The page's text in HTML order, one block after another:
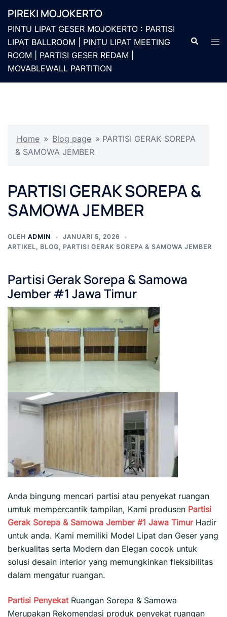
kePIREKI MOJOKERTO
PINTU LIPAT GESER MOJOKERTO : PARTISI
LIPAT BALLROOM | PINTU LIPAT MEETING
ROOM | PARTISI GESER REDAM |
MOVABLEWALL PARTITION
Cari
Home » Blog page » PARTISI GERAK SOREPA
& SAMOWA JEMBER
PARTISI GERAK SOREPA &
SAMOWA JEMBER
OLEH ADMIN
JANUARI 5, 2026
ARTIKEL, BLOG, PARTISI GERAK SOREPA & SAMOWA JEMBER
Partisi Gerak Sorepa & Samowa
Jember #1 Jawa Timur
Anda bingung mencari partisi atau penyekat ruangan
umtuk mempercantik tampilan, Kami produsen Partisi
Gerak Sorepa & Samowa Jember #1 Jawa Timur Hadir
untuk anda. Kami memiliki Model Lipat dan Geser yang
berkualitas serta Modern dan Elegan cocok untuk
solusi desain interior yang memungkinkan fleksibilitas
dalam mengatur ruangan.
Partisi PenyekatRuangan Sorepa & Samowa
Merupakan Rekomendasi produk penyekat ruangan